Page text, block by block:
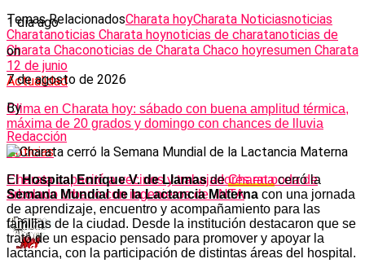
Temas RelacionadosCharata hoyCharata Noticiasnoticias
Charatanoticias Charata hoynoticias de charatanoticias de
Charata Chaconoticias de Charata Chaco hoyresumen Charata
12 de junio
Actualidad
Clima en Charata hoy: sábado con buena amplitud térmica,
máxima de 20 grados y domingo con chances de lluvia
Noticias
Charata capacitó a vecinos y trabajadores en poda de
arbolado urbano con ingenieros del INTA
1 día ago
on
7 de agosto de 2026
By
Redacción
ElHospital Enrique V. de LlamasdeCharatacerró la
Semana Mundial de la Lactancia Materna con una jornada
de aprendizaje, encuentro y acompañamiento para las
familias de la ciudad. Desde la institución destacaron que se
trató de un espacio pensado para promover y apoyar la
lactancia, con la participación de distintas áreas del hospital.